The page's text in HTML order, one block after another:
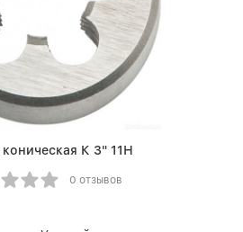
К 3" 11Н
0 отзывов